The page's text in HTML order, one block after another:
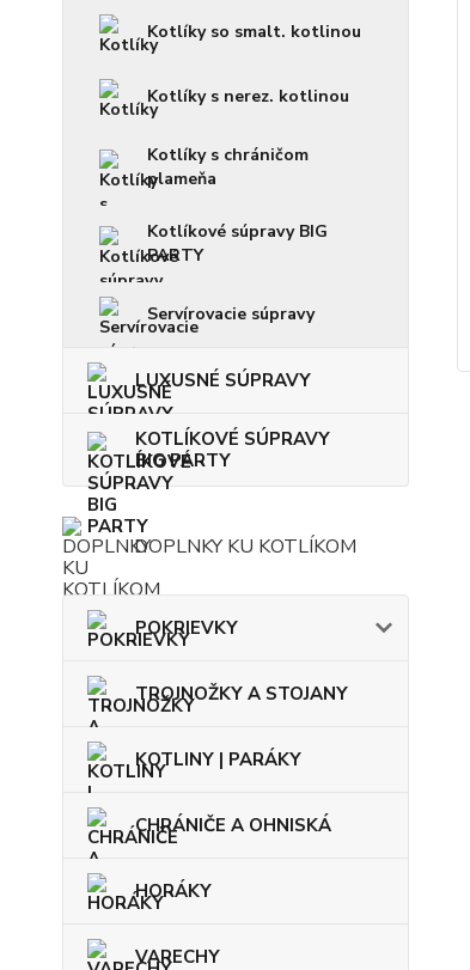
Kotlíky so smalt. kotlinou
Kotlíky s nerez. kotlinou
Kotlíky s chráničom
plameňa
Kotlíkové súpravy BIG
PARTY
Servírovacie súpravy
LUXUSNÉ SÚPRAVY
KOTLÍKOVÉ SÚPRAVY
BIG PARTY
DOPLNKY KU KOTLÍKOM
POKRIEVKY
TROJNOŽKY A STOJANY
KOTLINY | PARÁKY
CHRÁNIČE A OHNISKÁ
HORÁKY
VARECHY